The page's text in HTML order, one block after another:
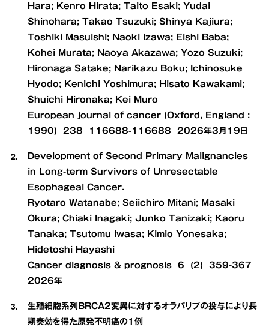
Hara; Kenro Hirata; Taito Esaki; Yudai
Shinohara; Takao Tsuzuki; Shinya Kajiura;
Toshiki Masuishi; Naoki Izawa; Eishi Baba;
Kohei Murata; Naoya Akazawa; Yozo Suzuki;
Hironaga Satake; Narikazu Boku; Ichinosuke
Hyodo; Kenichi Yoshimura; Hisato Kawakami;
Shuichi Hironaka; Kei Muro
European journal of cancer (Oxford, England :
1990) 238 116688-116688 2026年3月19日
Development of Second Primary Malignancies
in Long-term Survivors of Unresectable
Esophageal Cancer.
Ryotaro Watanabe; Seiichiro Mitani; Masaki
Okura; Chiaki Inagaki; Junko Tanizaki; Kaoru
Tanaka; Tsutomu Iwasa; Kimio Yonesaka;
Hidetoshi Hayashi
Cancer diagnosis & prognosis 6 (2) 359-367
2026年
生殖細胞系列BRCA2変異に対するオラパリブの投与により長
期奏効を得た原発不明癌の1例